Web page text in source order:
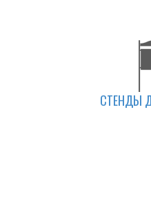
СТЕНДЫ